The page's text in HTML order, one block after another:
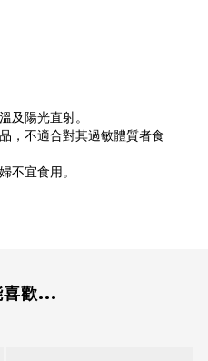
及陽光直射。
，不適合對其過敏體質者食
不宜食用。
喜歡...